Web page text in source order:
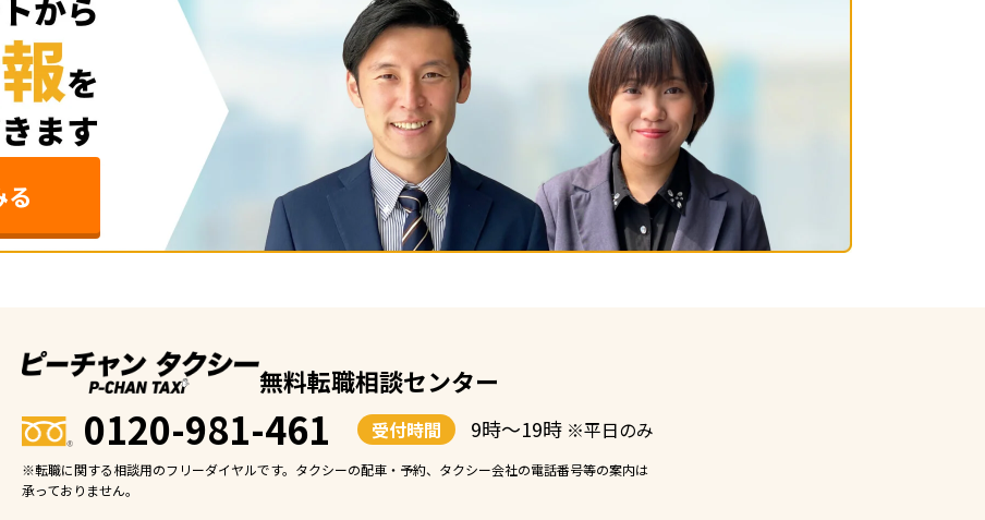
無料転職相談センター
0120-981-461 受付時間 9時〜19時 ※平日のみ
※転職に関する相談用のフリーダイヤルです。タクシーの配車・予約、タクシー会社の電話番号等の案内は
承っておりません。